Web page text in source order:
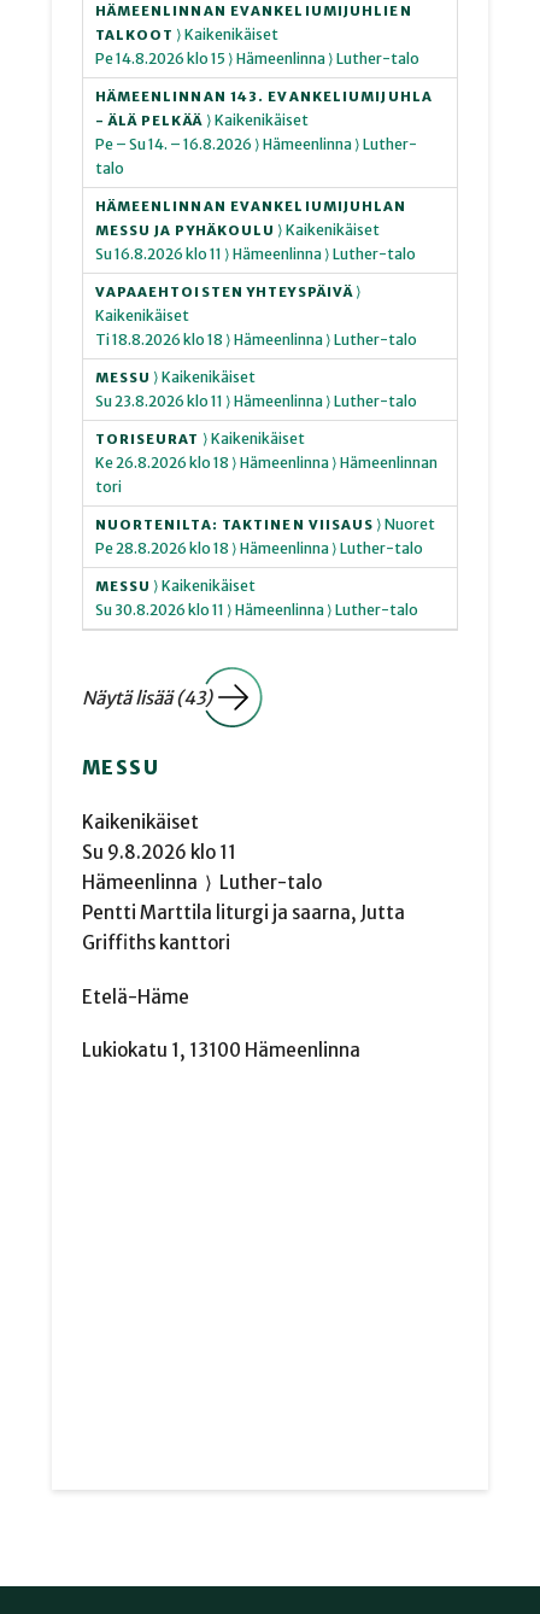
HÄMEENLINNAN EVANKELIUMIJUHLIEN
TALKOOT ⟩ Kaikenikäiset
Pe14.8.2026 klo 15 ⟩ Hämeenlinna⟩ Luther-talo
HÄMEENLINNAN 143. EVANKELIUMIJUHLA
- ÄLÄ PELKÄÄ ⟩ Kaikenikäiset
Pe – Su14. – 16.8.2026 ⟩ Hämeenlinna⟩ Luther-
talo
HÄMEENLINNAN EVANKELIUMIJUHLAN
MESSU JA PYHÄKOULU ⟩ Kaikenikäiset
Su16.8.2026 klo 11 ⟩ Hämeenlinna⟩ Luther-talo
VAPAAEHTOISTEN YHTEYSPÄIVÄ ⟩
Kaikenikäiset
Ti18.8.2026 klo 18 ⟩ Hämeenlinna⟩ Luther-talo
MESSU ⟩ Kaikenikäiset
Su23.8.2026 klo 11 ⟩ Hämeenlinna⟩ Luther-talo
TORISEURAT ⟩ Kaikenikäiset
Ke26.8.2026 klo 18 ⟩ Hämeenlinna⟩ Hämeenlinnan
tori
NUORTENILTA: TAKTINEN VIISAUS ⟩ Nuoret
Pe28.8.2026 klo 18 ⟩ Hämeenlinna⟩ Luther-talo
MESSU ⟩ Kaikenikäiset
Su 30.8.2026 klo 11 ⟩ Hämeenlinna⟩ Luther-talo
Näytä lisää (43)
MESSU
Kaikenikäiset
Su 9.8.2026 klo 11
Hämeenlinna ⟩ Luther-talo
Pentti Marttila liturgi ja saarna, Jutta
Griffiths kanttori
Etelä-Häme
Lukiokatu 1, 13100 Hämeenlinna